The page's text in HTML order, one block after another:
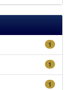
1
1
1